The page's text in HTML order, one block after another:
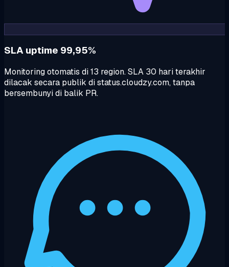
SLA uptime 99,95%
Monitoring otomatis di 13 region. SLA 30 hari terakhir
dilacak secara publik di status.cloudzy.com, tanpa
bersembunyi di balik PR.